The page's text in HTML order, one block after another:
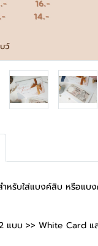
หรับใส่แบงค์สิบ หรือแบ
แบบ >> White Card แ